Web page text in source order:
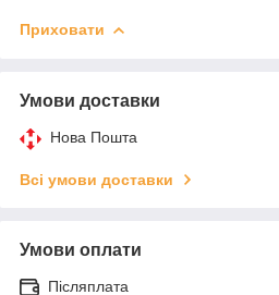
Приховати
Умови доставки
Нова Пошта
Всі умови доставки
Умови оплати
Післяплата